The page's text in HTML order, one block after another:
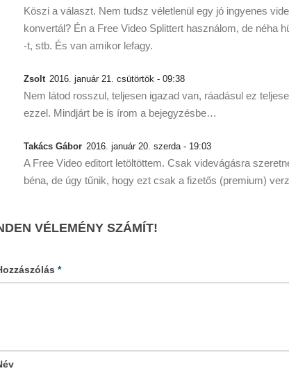
Köszi a választ. Nem tudsz véletlenül egy jó ingyenes
konvertál? Én a Free Video Splittert használom, de néha
-t, stb. És van amikor lefagy.
Zsolt 2016. január 21. csütörtök - 09:38
Nem látod rosszul, teljesen igazad van, ráadásul ez
ezzel. Mindjárt be is írom a bejegyzésbe…
Takács Gábor 2016. január 20. szerda - 19:03
A Free Video editort letöltöttem. Csak videvágásra
béna, de úgy tűnik, hogy ezt csak a fizetős (premium)
VÉLEMÉNY SZÁMÍT!
*